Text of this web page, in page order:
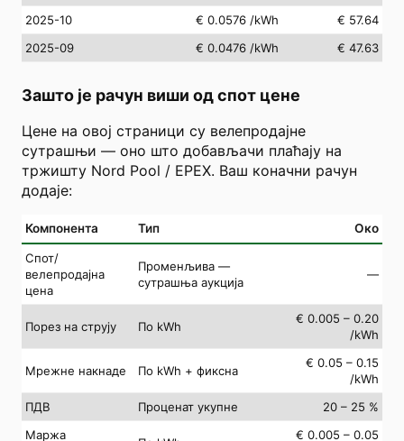
2025-10
€ 0.0576 /kWh
€ 57.64
2025-09
€ 0.0476 /kWh € 47.63
Зашто је рачун виши од спот цене
Цене на овој страници су велепродајне
сутрашњи — оно што добављачи плаћају на
тржишту Nord Pool / EPEX. Ваш коначни рачун
додаје:
Компонента Тип Око
Спот/
велепродајна
цена
Променљива —
сутрашња аукција
—
Порез на струју По kWh
€ 0.005 – 0.20
/kWh
Мрежне накнаде По kWh + фиксна
€ 0.05 – 0.15
/kWh
ПДВ
Проценат укупне
20 – 25 %
Маржа
€ 0.005 – 0.05